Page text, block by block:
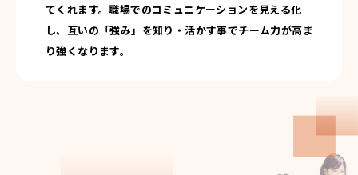
てくれます。職場でのコミュニケーションを見える化
し、互いの「強み」を知り・活かす事でチーム力が高ま
り強くなります。